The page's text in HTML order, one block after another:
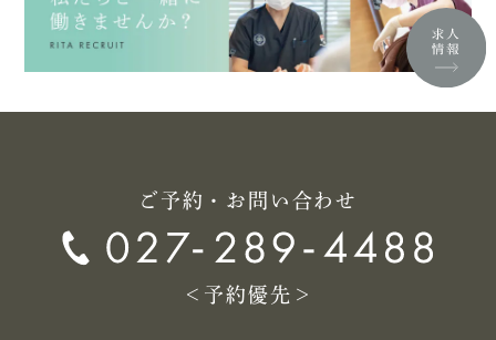
ご予約・お問い合わせ
＜予約優先＞